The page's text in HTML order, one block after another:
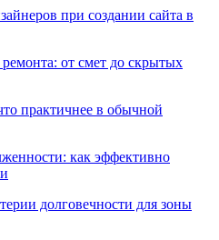
при создании сайта в
от смет до скрытых
практичнее в обычной
как эффективно
долговечности для зоны